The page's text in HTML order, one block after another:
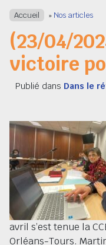
Accueil » Nos articles
(23/04/
victoire
Publié dans Dans le
avril s’est tenue la
Orléans-Tours.